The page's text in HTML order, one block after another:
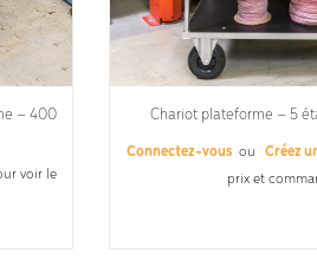
– 400
voir le
Chariot plateforme – 5
Connectez-vous ou Créez
prix et